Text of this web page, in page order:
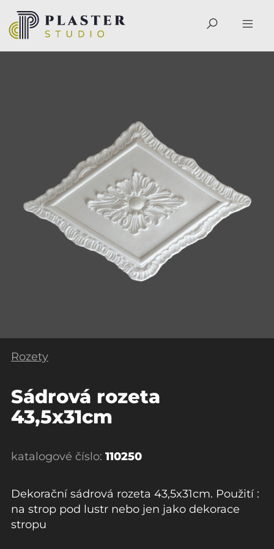
Rozety
Sádrová rozeta
43,5x31cm
katalogové číslo: 110250
Dekorační sádrová rozeta 43,5x31cm. Použití :
na strop pod lustr nebo jen jako dekorace
stropu